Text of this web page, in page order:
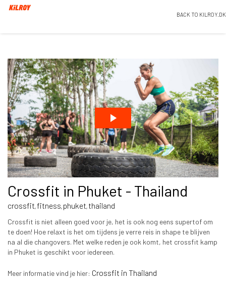
BACK TO KILROY.DK
Crossfit in Phuket - Thailand
crossfit,fitness, phuket, thailand
Crossfit is niet alleen goed voor je, het is ook nog eens supertof om
te doen! Hoe relaxt is het om tijdens je verre reis in shape te blijven
na al die changovers. Met welke reden je ook komt, het crossfit kamp
in Phuket is geschikt voor iedereen.
Meer informatie vind je hier: Crossfit in Thailand